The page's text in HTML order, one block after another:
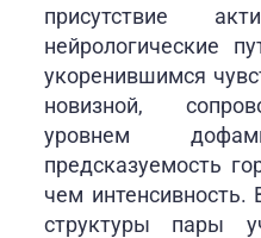
присутствие
нейрологические
укоренившимся
новизной,
уровнем
предсказуемость
чем интенсивность.
структуры пары